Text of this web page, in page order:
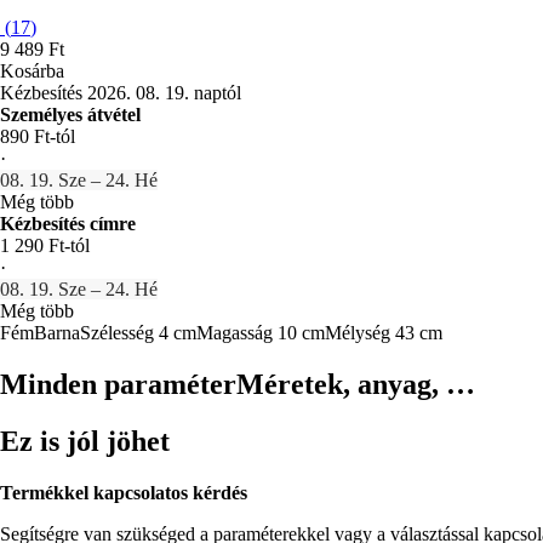
(17)
9 489 Ft
Kosárba
Kézbesítés 2026. 08. 19. naptól
Személyes átvétel
890 Ft-tól
·
08. 19. Sze – 24. Hé
Még több
Kézbesítés címre
1 290 Ft-tól
·
08. 19. Sze – 24. Hé
Még több
FémBarnaSzélesség 4 cmMagasság 10 cmMélység 43 cm
Minden paraméterMéretek, anyag, …
Ez is jól jöhet
Termékkel kapcsolatos kérdés
Segítségre van szükséged a paraméterekkel vagy a választással